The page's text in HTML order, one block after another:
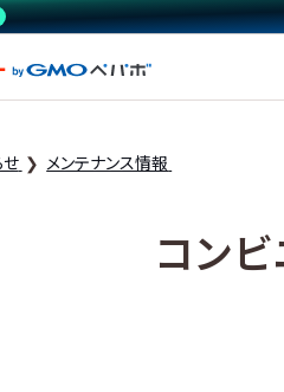
ロリポップ！
メンテナンス情報
コン